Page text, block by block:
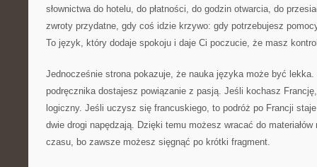
słownictwa do hotelu, do płatności, do godzin otwarcia, do
zwroty przydatne, gdy coś idzie krzywo: gdy potrzebujesz
To język, który dodaje spokoju i daje Ci poczucie, że masz
Jednocześnie strona pokazuje, że nauka języka może być
podręcznika dostajesz powiązanie z pasją. Jeśli kochasz
logiczny. Jeśli uczysz się francuskiego, to podróż po Francji
dwie drogi napędzają. Dzięki temu możesz wracać do materiałów
czasu, bo zawsze możesz sięgnąć po krótki fragment.